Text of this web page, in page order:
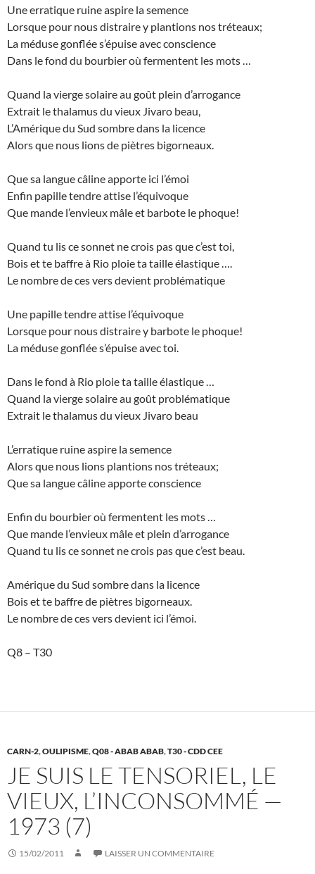
Une erratique ruine aspire la semence
Lorsque pour nous distraire y plantions nos tréteaux;
La méduse gonflée s’épuise avec conscience
Dans le fond du bourbier où fermentent les mots …
Quand la vierge solaire au goût plein d’arrogance
Extrait le thalamus du vieux Jivaro beau,
L’Amérique du Sud sombre dans la licence
Alors que nous lions de piètres bigorneaux.
Que sa langue câline apporte ici l’émoi
Enfin papille tendre attise l’équivoque
Que mande l’envieux mâle et barbote le phoque!
Quand tu lis ce sonnet ne crois pas que c’est toi,
Bois et te baffre à Rio ploie ta taille élastique ….
Le nombre de ces vers devient problématique
Une papille tendre attise l’équivoque
Lorsque pour nous distraire y barbote le phoque!
La méduse gonflée s’épuise avec toi.
Dans le fond à Rio ploie ta taille élastique …
Quand la vierge solaire au goût problématique
Extrait le thalamus du vieux Jivaro beau
L’erratique ruine aspire la semence
Alors que nous lions plantions nos tréteaux;
Que sa langue câline apporte conscience
Enfin du bourbier où fermentent les mots …
Que mande l’envieux mâle et plein d’arrogance
Quand tu lis ce sonnet ne crois pas que c’est beau.
Amérique du Sud sombre dans la licence
Bois et te baffre de piètres bigorneaux.
Le nombre de ces vers devient ici l’émoi.
Q8 – T30
CARN-2,OULIPISME,Q08 - ABAB ABAB,T30 - CDD CEE
JE SUIS LE TENSORIEL, LE
VIEUX, L’INCONSOMMÉ —
1973 (7)
15/02/2011 LAISSER UN COMMENTAIRE